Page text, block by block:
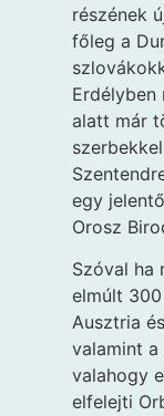
részének
főleg a
Erdélyben
alatt már
egy
Orosz
Szóval ha
elmúlt
Ausztria
valamint
valahogy
elfelejti